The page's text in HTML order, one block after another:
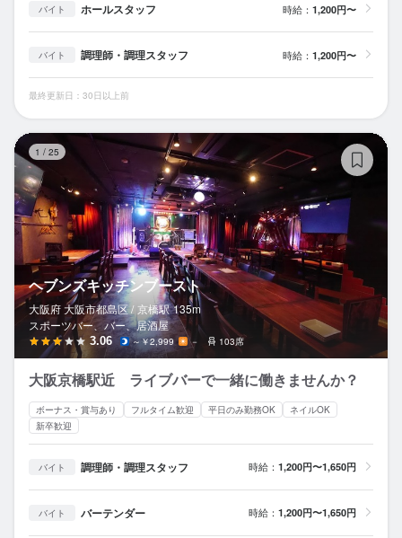
バイト ホールスタッフ 時給： 1,200円〜
バイト 調理師・調理スタッフ 時給： 1,200円〜
最終更新日：30日以上前
1 / 25
ヘブンズキッチンブースト
大阪府 大阪市都島区 / 京橋駅 135m
スポーツバー、バー、居酒屋
3.06 ～￥2,999 － 103席
大阪京橋駅近 ライブバーで一緒に働きませんか？
ボーナス・賞与あり フルタイム歓迎 平日のみ勤務OK
ネイルOK
新卒歓迎
バイト 調理師・調理スタッフ 時給： 1,200円〜1,650円
バイト バーテンダー 時給： 1,200円〜1,650円